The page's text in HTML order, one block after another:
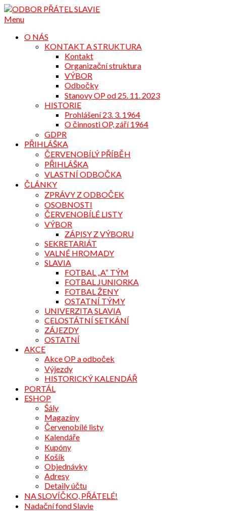
Přejdi
na
Menu
O NÁS
KONTAKT A STRUKTURA
Kontakt
Organizační struktura
VÝBOR
Odbočky
Stanovy OP od 25. 11. 2023
HISTORIE
Prohlášení 23. 3. 1964
O činnosti OP, září 1964
GDPR
PŘIHLÁŠKA
ČERVENOBÍLÝ PŘÍBĚH
PŘIHLÁŠKA
VLASTNÍ ODBOČKA
ČLÁNKY
ZPRÁVY Z ODBOČEK
OSOBNOSTI
ČERVENOBÍLÉ LISTY
VÝBOR
ZÁPISY Z VÝBORU
SEKRETARIÁT
VALNÉ HROMADY
SLAVIA
FOTBAL „A“ TÝM
FOTBAL JUNIORKA
FOTBAL ŽENY
OSTATNÍ TÝMY
UNIVERZITA SLAVIA
CELOSTÁTNÍ SETKÁNÍ
ZÁJEZDY
OSTATNÍ
AKCE
Akce OP a odboček
Výjezdy
HISTORICKÝ KALENDÁŘ
PORTÁL
ESHOP
Šály
Magazíny
Červenobílé listy
Kalendáře
Kupóny
Košík
Objednávky
Adresy
Detaily účtu
NA SLOVÍČKO, PŘÁTELÉ!
Nadační fond Slavie